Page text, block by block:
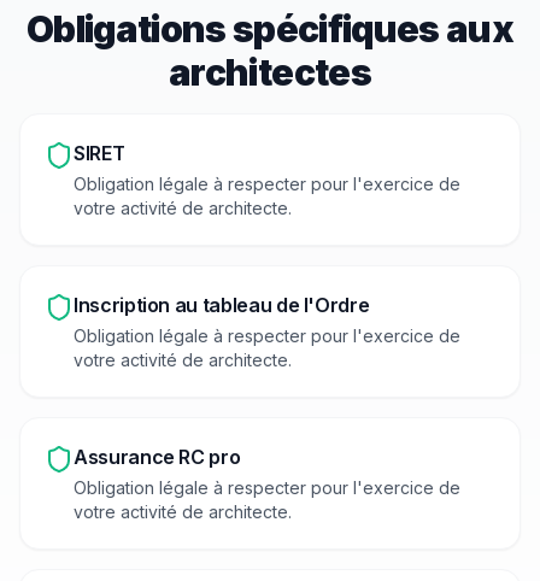
Obligations spécifiques aux
architectes
SIRET
Obligation légale à respecter pour l'exercice de
votre activité de architecte.
Inscription au tableau de l'Ordre
Obligation légale à respecter pour l'exercice de
votre activité de architecte.
Assurance RC pro
Obligation légale à respecter pour l'exercice de
votre activité de architecte.